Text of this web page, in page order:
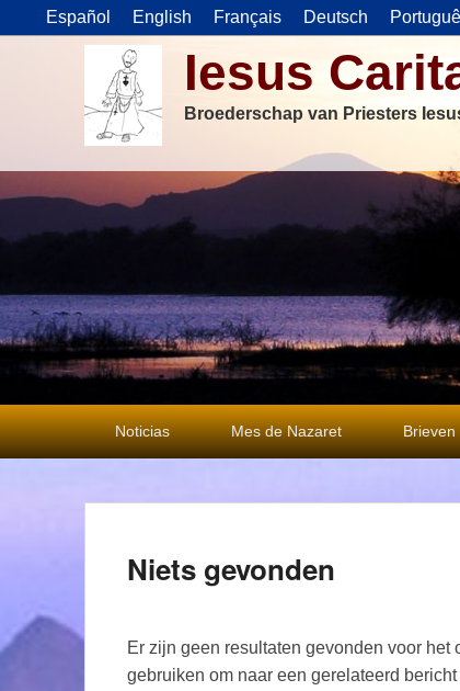
Español English Français Deutsch
Iesus
Broederschap van Priesters
Primair
menu
Noticias Mes de Nazaret Brieven
Niets gevonden
Er zijn geen resultaten gevonden voor
gebruiken om naar een gerelateerd bericht